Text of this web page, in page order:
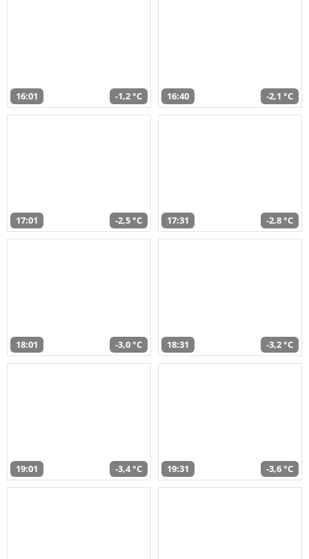
16:01 -1,2 °C 16:40 -2,1 °C
17:01 -2,5 °C 17:31 -2,8 °C
18:01 -3,0 °C 18:31 -3,2 °C
19:01 -3,4 °C 19:31 -3,6 °C